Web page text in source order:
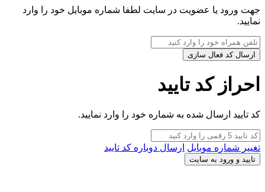
جهت ورود یا عضویت در سایت لطفا شماره موبایل خود را وارد
نمایید.
ارسال کد فعال سازی
احراز کد تایید
کد تایید ارسال شده به شماره خود را وارد نمایید.
تغییر شماره موبایل ارسال دوباره کد تایید
تایید و ورود به سایت